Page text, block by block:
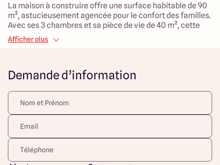
La maison à construire offre une surface habitable de 90
m², astucieusement agencée pour le confort des familles.
Avec ses 3 chambres et sa pièce de vie de 40 m², cette
habitation répond parfaitement aux besoins d'espace et
de praticité. Un garage attenant de 20 m² vient compléter
Ce projet représente une opportunité unique de
chaleureuse, au cœur d'un cadre de vie agréable et
adapté aux enfants. Grâce à cet espace de vie généreux
et fonctionnel, chaque membre de la famille pourra
profiter de moments conviviaux et de précieux instants
de détente. Ne manquez pas cette occasion de bâtir votre
future maison dans un environnement privilégié sur la
commune de Mions !
Afficher plus
Demande d’information